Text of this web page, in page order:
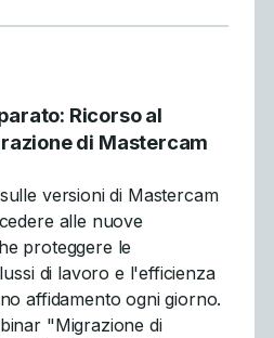
Ricorso al
di Mastercam
versioni di Mastercam
alle nuove
proteggere le
di lavoro e l'efficienza
affidamento ogni giorno.
"Migrazione di